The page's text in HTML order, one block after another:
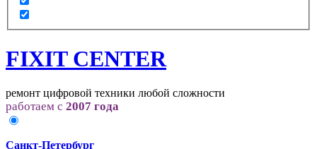
FIXIT CENTER
ремонт цифровой техники любой сложности
работаем с 2007 года
Санкт-Петербург